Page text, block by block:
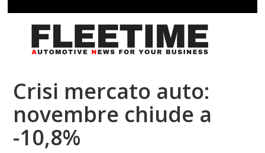
Crisi mercato auto:
novembre chiude a
-10,8%